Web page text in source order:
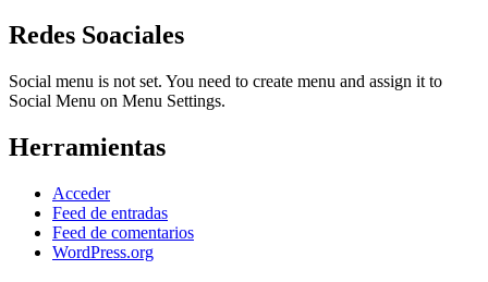
Redes Soaciales
Social menu is not set. You need to create menu and assign it to
Social Menu on Menu Settings.
Herramientas
Acceder
Feed de entradas
Feed de comentarios
WordPress.org